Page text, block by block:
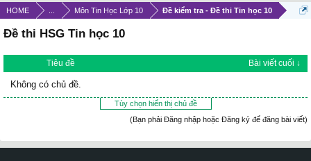
HOME Môn Tin Học Lớp 10 Đề kiểm tra - Đề thi Tin học 10
Đề thi HSG Tin học 10
Tiêu đề Bài viết cuối ↓
Không có chủ đề.
Tùy chọn hiển thị chủ đề
(Bạn phải Đăng nhập hoặc Đăng ký để đăng bài viết)